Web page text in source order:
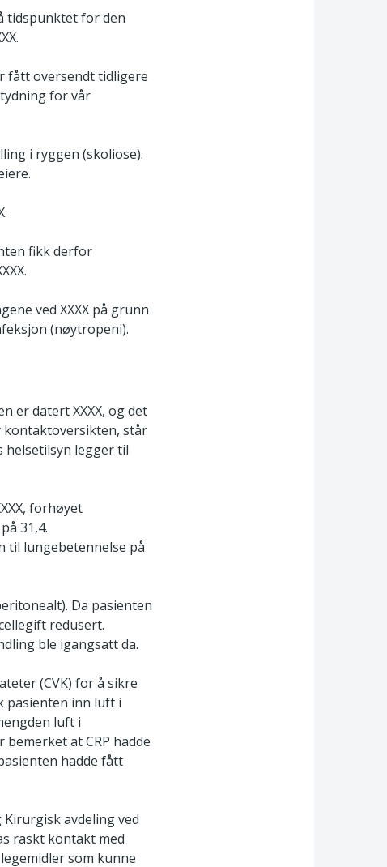
tidspunktet for den
fått oversendt tidligere
for vår
i ryggen (skoliose).
fikk derfor
ved XXXX på grunn
(nøytropeni).
er datert XXXX, og det
kontaktoversikten, står
helsetilsyn legger til
forhøyet
31,4.
til lungebetennelse på
Da pasienten
redusert.
ble igangsatt da.
(CVK) for å sikre
pasienten inn luft i
luft i
at CRP hadde
hadde fått
Kirurgisk avdeling ved
raskt kontakt med
som kunne